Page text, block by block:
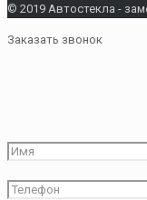
Facebook
© 2019 Автостекла -
Заказать звонок